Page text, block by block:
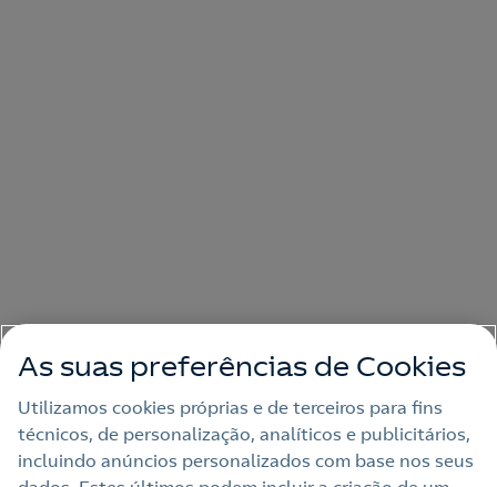
As suas preferências de Cookies
Utilizamos cookies próprias e de terceiros para fins
técnicos, de personalização, analíticos e publicitários,
incluindo anúncios personalizados com base nos seus